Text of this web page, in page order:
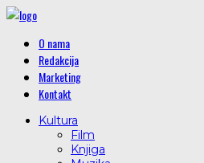
O nama
Redakcija
Marketing
Kontakt
Kultura
Film
Knjiga